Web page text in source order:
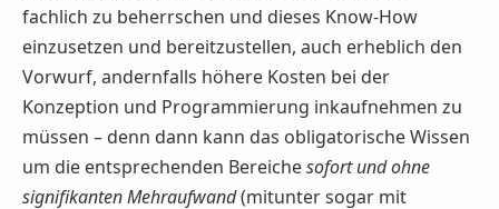
fachlich zu beherrschen und dieses Know-How
einzusetzen und bereitzustellen, auch erheblich den
Vorwurf, andernfalls höhere Kosten bei der
Konzeption und Programmierung inkaufnehmen zu
müssen – denn dann kann das obligatorische Wissen
um die entsprechenden Bereichesofort und ohne
signifikanten Mehraufwand(mitunter sogar mit